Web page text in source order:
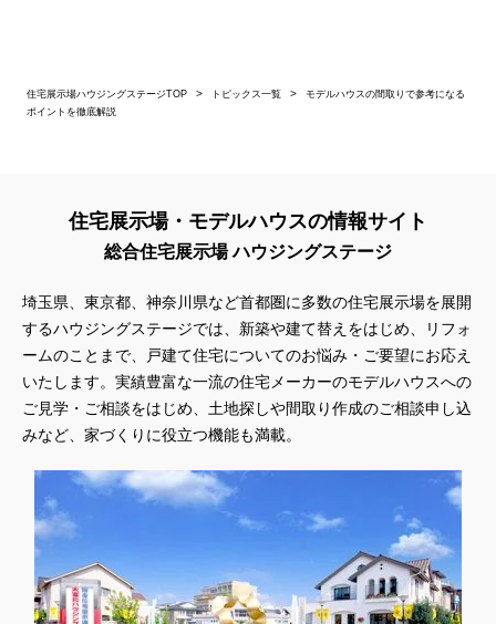
住宅展示場ハウジングステージTOP トピックス一覧
モデルハウスの間取りで参考になる
ポイントを徹底解説
住宅展示場・モデルハウスの情報サイト
総合住宅展示場 ハウジングステージ
埼玉県、東京都、神奈川県など首都圏に多数の住宅展示場を展開
するハウジングステージでは、新築や建て替えをはじめ、リフォ
ームのことまで、戸建て住宅についてのお悩み・ご要望にお応え
いたします。実績豊富な一流の住宅メーカーのモデルハウスへの
ご見学・ご相談をはじめ、土地探しや間取り作成のご相談申し込
みなど、家づくりに役立つ機能も満載。